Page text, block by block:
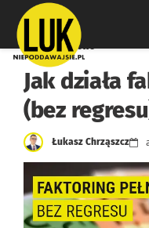
contentFinanse firmowe
Jak działa
(bez
Łukasz Chrząszcz